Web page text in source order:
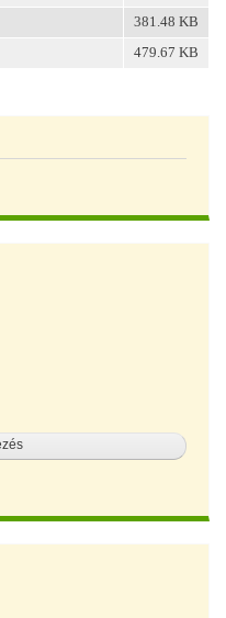
381.48 KB
479.67 KB